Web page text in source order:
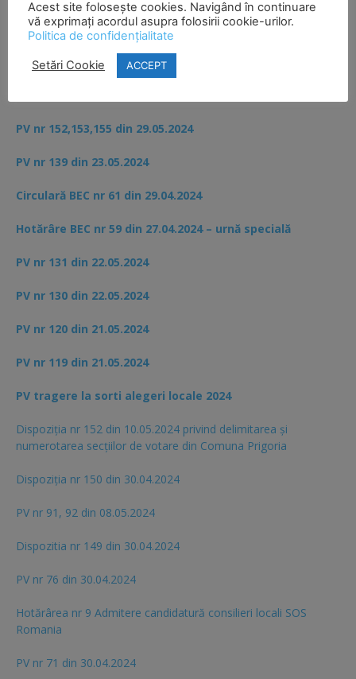
2024
INFORMATII ELECTORALE ALEGERI LOCALE SI
PV nr 152,153,155 din 29.05.2024
PV nr 139 din 23.05.2024
Circulară BEC nr 61 din 29.04.2024
Hotărâre BEC nr 59 din 27.04.2024 – urnă specială
PV nr 131 din 22.05.2024
PV nr 130 din 22.05.2024
PV nr 120 din 21.05.2024
PV nr 119 din 21.05.2024
PV tragere la sorti alegeri locale 2024
Dispoziția nr 152 din 10.05.2024 privind delimitarea și
numerotarea secțiilor de votare din Comuna Prigoria
Dispoziția nr 150 din 30.04.2024
PV nr 91, 92 din 08.05.2024
Dispozitia nr 149 din 30.04.2024
PV nr 76 din 30.04.2024
Hotărârea nr 9 Admitere candidatură consilieri locali SOS
Romania
PV nr 71 din 30.04.2024
Acest site folosește cookies. Navigând în continuare
vă exprimați acordul asupra folosirii cookie-urilor.
Politica de confidențialitate
Setări Cookie ACCEPT